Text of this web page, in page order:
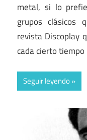
metal, si lo
grupos clásicos
revista Discoplay
cada cierto
Seguir leyendo